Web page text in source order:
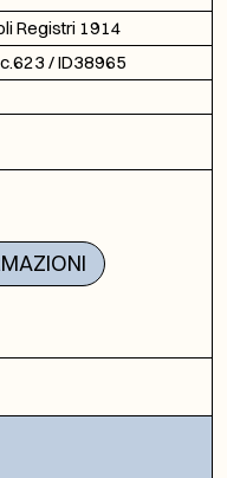
Registri 1914
/ ID38965